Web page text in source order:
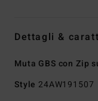
Dettagli &
Muta GBS con Zip
Style 24AW191507